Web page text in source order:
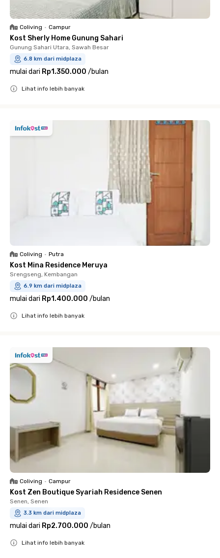
Coliving • Campur
Kost Sherly Home Gunung Sahari
Gunung Sahari Utara, Sawah Besar
6.8 km dari midplaza
mulai dari Rp1.350.000 /bulan
Lihat info lebih banyak
Coliving • Putra
Kost Mina Residence Meruya
Srengseng, Kembangan
6.9 km dari midplaza
mulai dari Rp1.400.000 /bulan
Lihat info lebih banyak
Coliving • Campur
Kost Zen Boutique Syariah Residence Senen
Senen, Senen
3.3 km dari midplaza
mulai dari Rp2.700.000 /bulan
Lihat info lebih banyak